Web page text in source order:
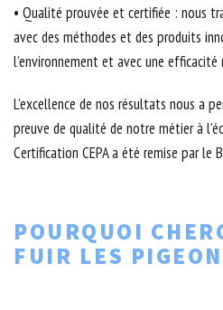
• Qualité prouvée et certifiée : nous
avec des méthodes et des produits
l’environnement et avec une efficacité
L’excellence de nos résultats nous a
preuve de qualité de notre métier à
Certification CEPA a été remise par le
POURQUOI
FUIR LES